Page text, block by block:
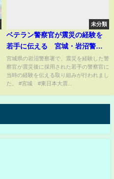
未分類
ベテラン警察官が震災の経験を
若手に伝える 宮城・岩沼警察
署
宮城県の岩沼警察署で、震災を経験した警
察官が震災後に採用された若手の警察官に
当時の経験を伝える取り組みが行われまし
た。 #宮城 #東日本大震...